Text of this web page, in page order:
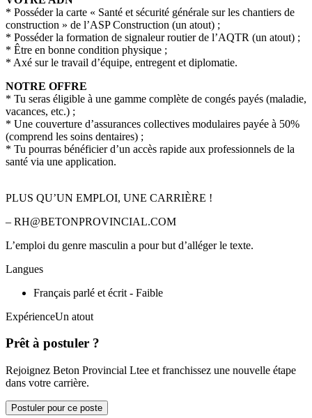
* Posséder la carte « Santé et sécurité générale sur les chantiers de
construction » de l’ASP Construction (un atout) ;
* Posséder la formation de signaleur routier de l’AQTR (un atout) ;
* Être en bonne condition physique ;
* Axé sur le travail d’équipe, entregent et diplomatie.
NOTRE OFFRE
* Tu seras éligible à une gamme complète de congés payés (maladie,
vacances, etc.) ;
* Une couverture d’assurances collectives modulaires payée à 50%
(comprend les soins dentaires) ;
* Tu pourras bénéficier d’un accès rapide aux professionnels de la
santé via une application.
PLUS QU’UN EMPLOI, UNE CARRIÈRE !
– RH@BETONPROVINCIAL.COM
L’emploi du genre masculin a pour but d’alléger le texte.
Langues
Français parlé et écrit - Faible
ExpérienceUn atout
Prêt à postuler ?
Rejoignez Beton Provincial Ltee et franchissez une nouvelle étape
dans votre carrière.
Postuler pour ce poste